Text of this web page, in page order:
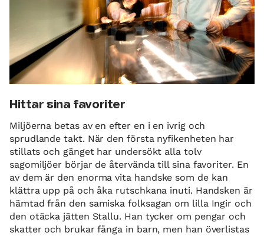
Hittar sina favoriter
Miljöerna betas av en efter en i en ivrig och
sprudlande takt. När den första nyfikenheten har
stillats och gänget har undersökt alla tolv
sagomiljöer börjar de återvända till sina favoriter. En
av dem är den enorma vita handske som de kan
klättra upp på och åka rutschkana inuti. Handsken är
hämtad från den samiska folksagan om lilla Ingir och
den otäcka jätten Stallu. Han tycker om pengar och
skatter och brukar fånga in barn, men han överlistas